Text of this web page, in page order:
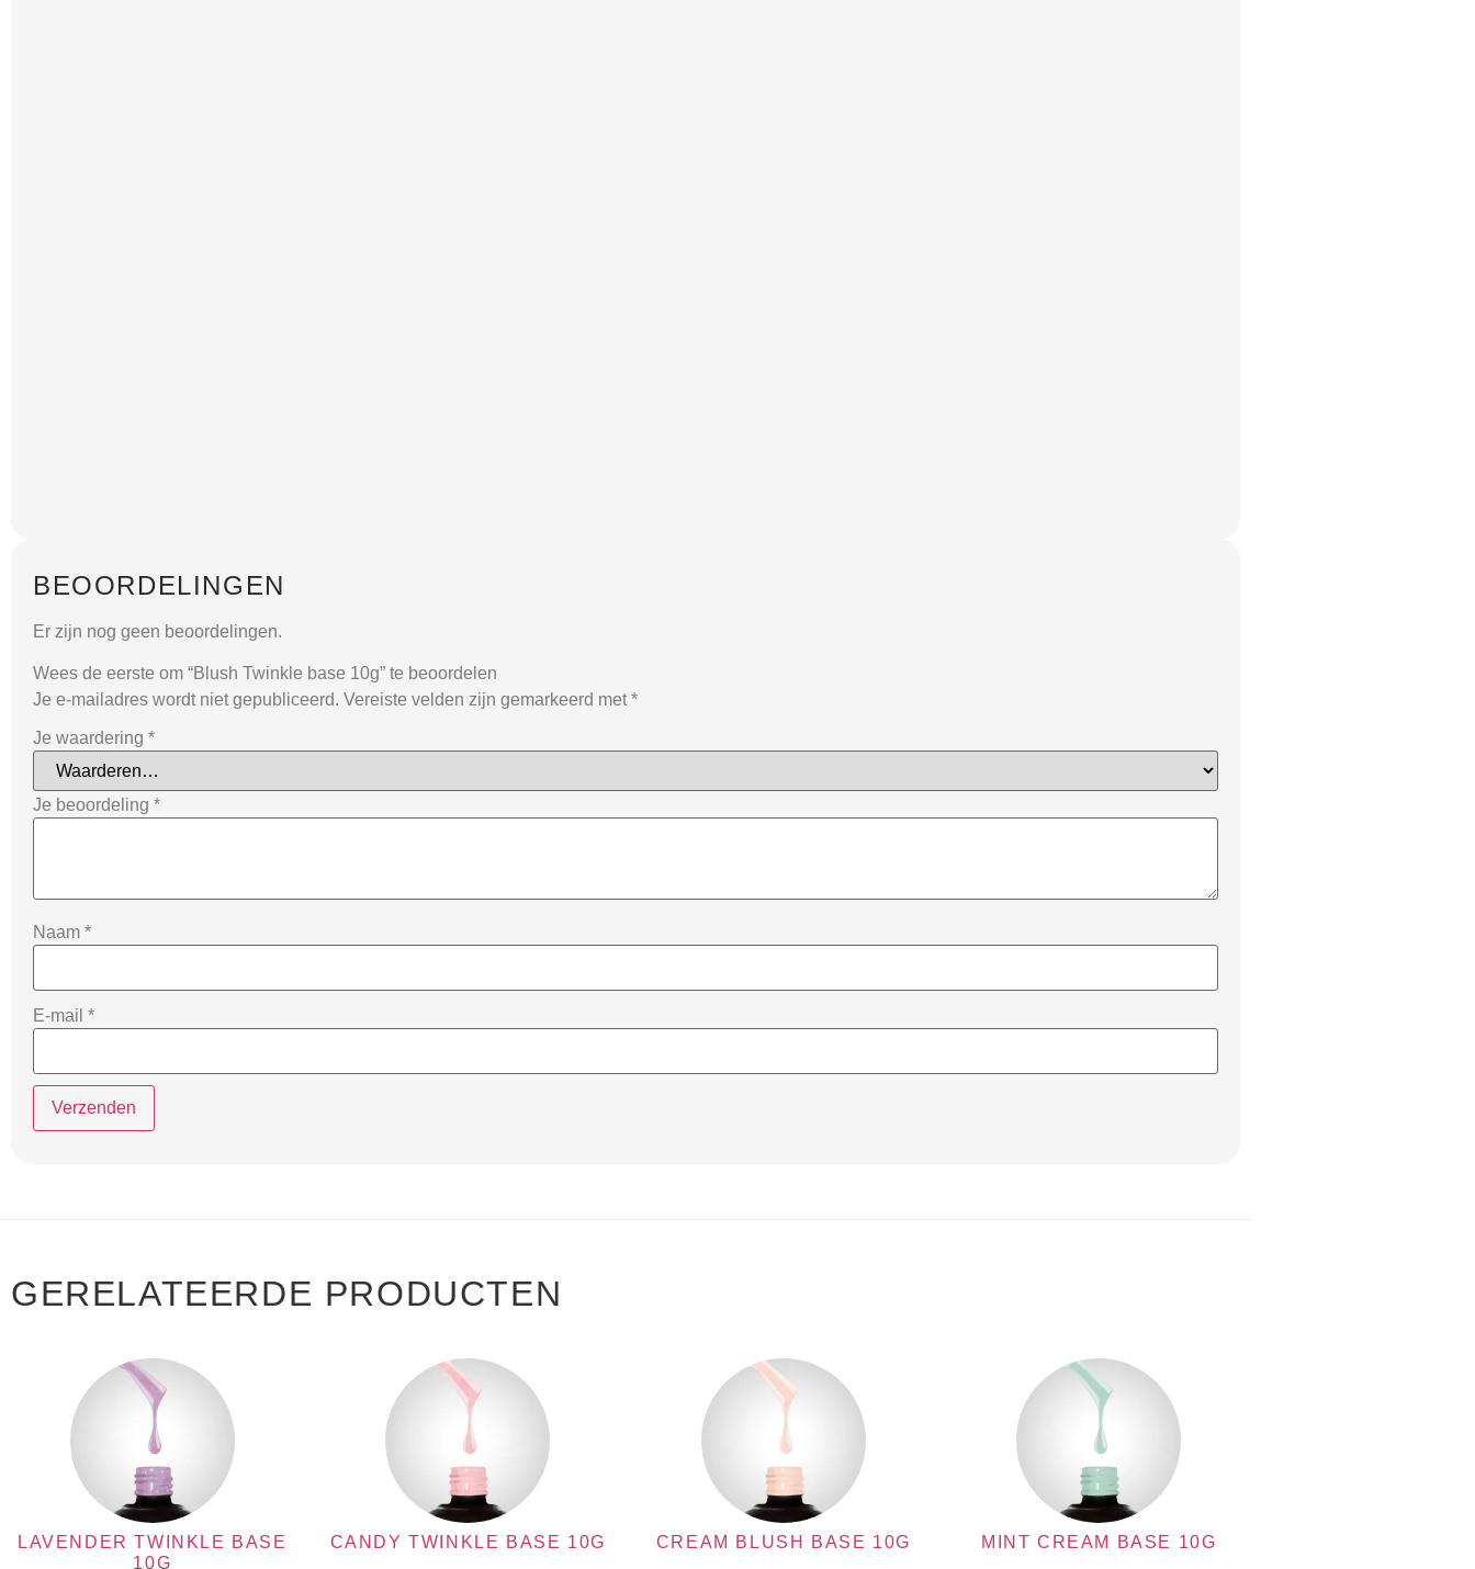
BEOORDELINGEN
Er zijn nog geen beoordelingen.
Wees de eerste om “Blush Twinkle base 10g” te beoordelen
Je e-mailadres wordt niet gepubliceerd. Vereiste velden zijn gemarkeerd met *
Je waardering *
Je beoordeling *
Naam *
E-mail *
GERELATEERDE PRODUCTEN
LAVENDER TWINKLE BASE
10G
CANDY TWINKLE BASE 10G CREAM BLUSH BASE 10G MINT CREAM BASE 10G